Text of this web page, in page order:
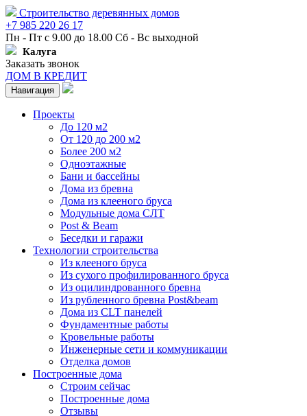
Строительство деревянных домов
+7 985 220 26 17
Пн - Пт с 9.00 до 18.00 Сб - Вс выходной
Калуга
Заказать звонок
ДОМ В КРЕДИТ
Навигация
Проекты
До 120 м2
От 120 до 200 м2
Более 200 м2
Одноэтажные
Бани и бассейны
Дома из бревна
Дома из клееного бруса
Модульные дома СЛТ
Post & Beam
Беседки и гаражи
Технологии строительства
Из клееного бруса
Из сухого профилированного бруса
Из оцилиндрованного бревна
Из рубленного бревна Post&beam
Дома из CLT панелей
Фундаментные работы
Кровельные работы
Инженерные сети и коммуникации
Отделка домов
Построенные дома
Строим сейчас
Построенные дома
Отзывы